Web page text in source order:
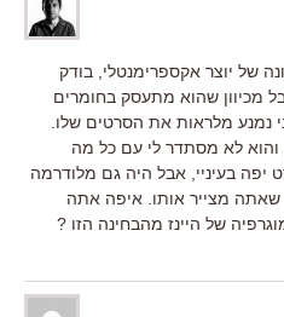
של יוצר אקספרימנטלי, בודק
מכיוון שהוא מתעסק בחומרים
מלראות את הסרטים שלו.
לא מסתדר לי עם כל מה
בעיניי, אבל היה גם מלודרמה
שאתה מצייר אותו. איפה אתה
של היינז מהבחינה הזו ?